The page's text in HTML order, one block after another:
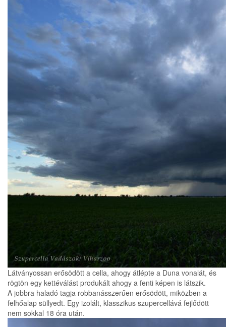
Látványossan erősödött a cella, ahogy átlépte a Duna vonalát, és
rögtön egy kettéválást produkált ahogy a fenti képen is látszik.
A jobbra haladó tagja robbanásszerűen erősödött, miközben a
felhőalap süllyedt. Egy izolált, klasszikus szupercellává fejlődött
nem sokkal 18 óra után.